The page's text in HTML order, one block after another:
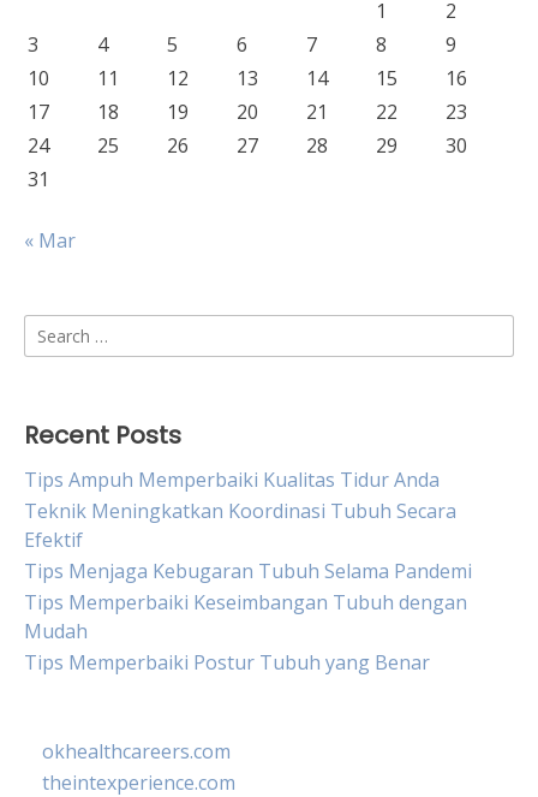
1
2
3
4 5 6 7 8
9
10
11 12 13 14 15
16
17
18 19 20 21 22
23
24
25 26 27 28 29
30
31
« Mar
Search
for:
Recent Posts
Tips Ampuh Memperbaiki Kualitas Tidur Anda
Teknik Meningkatkan Koordinasi Tubuh Secara
Efektif
Tips Menjaga Kebugaran Tubuh Selama Pandemi
Tips Memperbaiki Keseimbangan Tubuh dengan
Mudah
Tips Memperbaiki Postur Tubuh yang Benar
okhealthcareers.com
theintexperience.com